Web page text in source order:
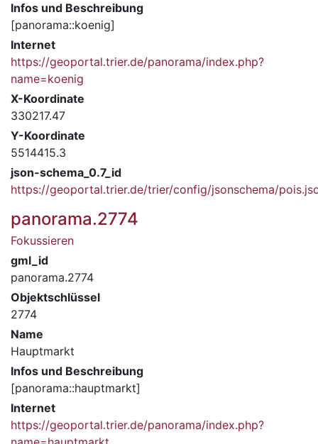
Infos und Beschreibung
[panorama::koenig]
Internet
https://geoportal.trier.de/panorama/index.php?
name=koenig
X-Koordinate
330217.47
Y-Koordinate
5514415.3
json-schema_0.7_id
https://geoportal.trier.de/trier/config/jsonschema/
panorama.2774
Fokussieren
gml_id
panorama.2774
Objektschlüssel
2774
Name
Hauptmarkt
Infos und Beschreibung
[panorama::hauptmarkt]
Internet
https://geoportal.trier.de/panorama/index.php?